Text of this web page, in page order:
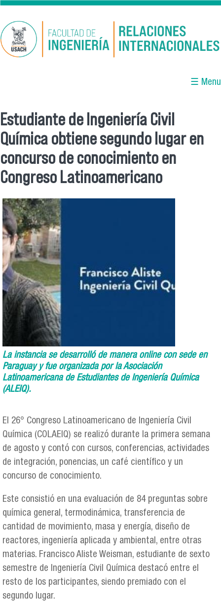
Pasar al contenido principal
☰ Menu
Se encuentra usted aquí
Estudiante de Ingeniería Civil
Química obtiene segundo lugar en
concurso de conocimiento en
Congreso Latinoamericano
La instancia se desarrolló de manera online con sede en
Paraguay y fue organizada por la Asociación
Latinoamericana de Estudiantes de Ingeniería Química
(ALEIQ).
El 26° Congreso Latinoamericano de Ingeniería Civil
Química (COLAEIQ) se realizó durante la primera semana
de agosto y contó con cursos, conferencias, actividades
de integración, ponencias, un café científico y un
concurso de conocimiento.
Este consistió en una evaluación de 84 preguntas sobre
química general, termodinámica, transferencia de
cantidad de movimiento, masa y energía, diseño de
reactores, ingeniería aplicada y ambiental, entre otras
materias. Francisco Aliste Weisman, estudiante de sexto
semestre de Ingeniería Civil Química destacó entre el
resto de los participantes, siendo premiado con el
segundo lugar.